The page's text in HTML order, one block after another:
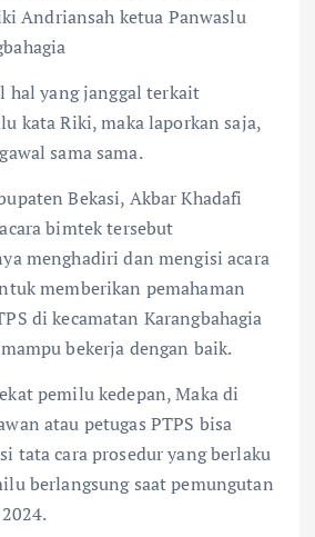
Andriansah ketua Panwaslu
hal yang janggal terkait
kata Riki, maka laporkan saja,
sama sama.
Bekasi, Akbar Khadafi
bimtek tersebut
menghadiri dan mengisi acara
memberikan pemahaman
di kecamatan Karangbahagia
bekerja dengan baik.
pemilu kedepan, Maka di
atau petugas PTPS bisa
tata cara prosedur yang berlaku
berlangsung saat pemungutan